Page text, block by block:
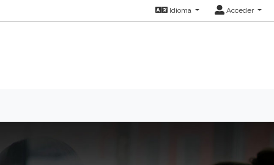
Idioma Acceder